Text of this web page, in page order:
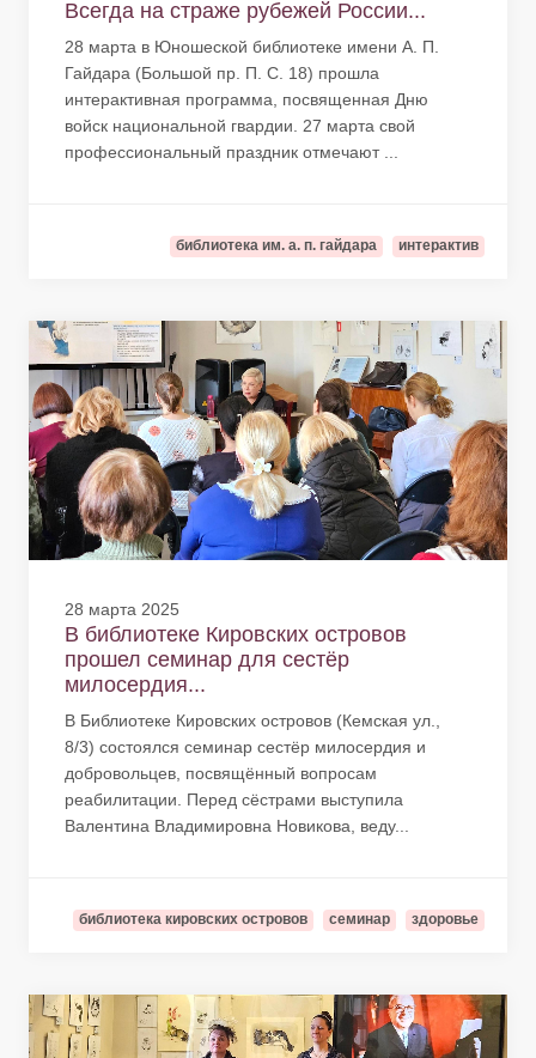
Всегда на страже рубежей России...
28 марта в Юношеской библиотеке имени А. П.
Гайдара (Большой пр. П. С. 18) прошла
интерактивная программа, посвященная Дню
войск национальной гвардии. 27 марта свой
профессиональный праздник отмечают ...
библиотека им. а. п. гайдара интерактив
28 марта 2025
В библиотеке Кировских островов
прошел семинар для сестёр
милосердия...
В Библиотеке Кировских островов (Кемская ул.,
8/3) состоялся семинар сестёр милосердия и
добровольцев, посвящённый вопросам
реабилитации. Перед сёстрами выступила
Валентина Владимировна Новикова, веду...
библиотека кировских островов семинар здоровье